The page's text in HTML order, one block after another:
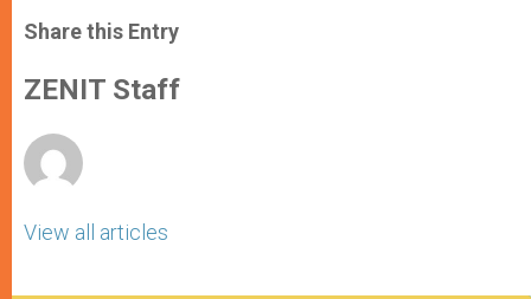
t
s
p
p
s
e
g
e
e
b
o
k
Share this Entry
ZENIT Staff
View all articles